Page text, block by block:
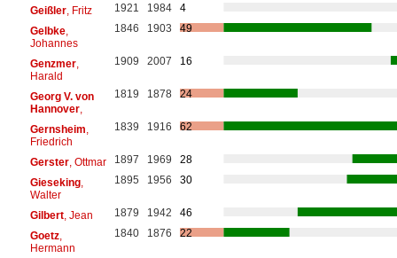
Geißler, Fritz 1921 1984
4
Gelbke,
Johannes
1846 1903 49
Genzmer,
Harald
1909 2007 16
Georg V. von
Hannover,
1819 1878 24
Gernsheim
Friedrich
1839 1916 62
Gerster, Ottmar 1897 1969
28
Gieseking,
Walter
1895 1956 30
Gilbert, Jean 1879 1942
46
Goetz,
Hermann
1840 1876 22